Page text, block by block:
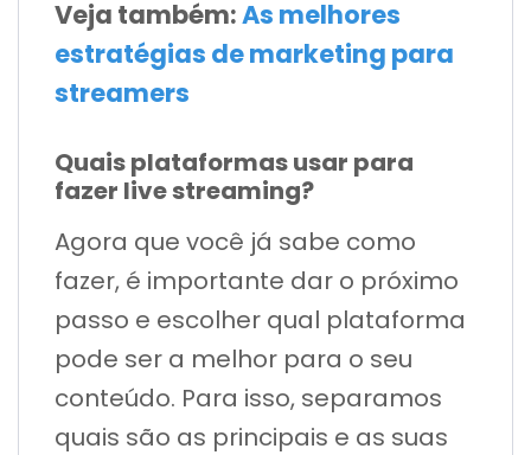
Veja também:As melhores
estratégias de marketing para
streamers
Quais plataformas usar para
fazer live streaming?
Agora que você já sabe como
fazer, é importante dar o próximo
passo e escolher qual plataforma
pode ser a melhor para o seu
conteúdo. Para isso, separamos
quais são as principais e as suas